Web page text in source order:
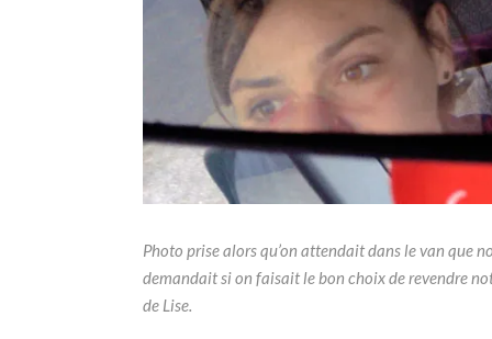
Photo prise alors qu’on attendait dans le van que
demandait si on faisait le bon choix de revendre
de Lise.